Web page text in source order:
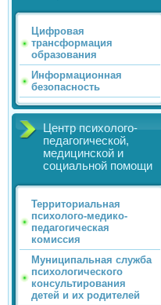
Цифровая
трансформация
образования
Информационная
безопасность
Центр психолого-
педагогической,
медицинской и
социальной помощи
Территориальная
психолого-медико-
педагогическая
комиссия
Муниципальная служба
психологического
консультирования
детей и их родителей